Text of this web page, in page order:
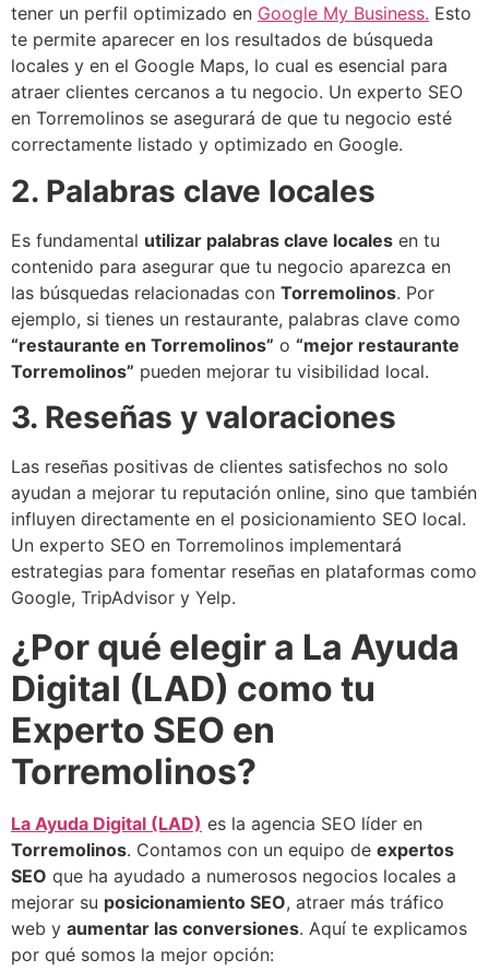
tener un perfil optimizado en Google My Business. Esto
te permite aparecer en los resultados de búsqueda
locales y en el Google Maps, lo cual es esencial para
atraer clientes cercanos a tu negocio. Un experto SEO
en Torremolinos se asegurará de que tu negocio esté
correctamente listado y optimizado en Google.
2. Palabras clave locales
Es fundamental utilizar palabras clave locales en tu
contenido para asegurar que tu negocio aparezca en
las búsquedas relacionadas con Torremolinos. Por
ejemplo, si tienes un restaurante, palabras clave como
“restaurante en Torremolinos” o “mejor restaurante
Torremolinos” pueden mejorar tu visibilidad local.
3. Reseñas y valoraciones
Las reseñas positivas de clientes satisfechos no solo
ayudan a mejorar tu reputación online, sino que también
influyen directamente en el posicionamiento SEO local.
Un experto SEO en Torremolinos implementará
estrategias para fomentar reseñas en plataformas como
Google, TripAdvisor y Yelp.
¿Por qué elegir a La Ayuda
Digital (LAD) como tu
Experto SEO en
Torremolinos?
La Ayuda Digital (LAD) es la agencia SEO líder en
Torremolinos. Contamos con un equipo de expertos
SEO que ha ayudado a numerosos negocios locales a
mejorar su posicionamiento SEO, atraer más tráfico
web y aumentar las conversiones. Aquí te explicamos
por qué somos la mejor opción: